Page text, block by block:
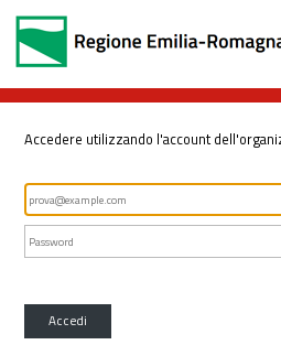
Accedere utilizzando l'account
Accedi